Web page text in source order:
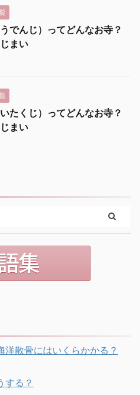
でんじ）ってどんなお寺？
まい
たくじ）ってどんなお寺？
まい
洋散骨にはいくらかかる？
する？